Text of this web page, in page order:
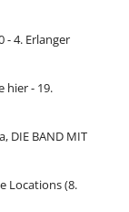
- 4. Erlanger
hier - 19.
DIE BAND MIT
Locations (8.